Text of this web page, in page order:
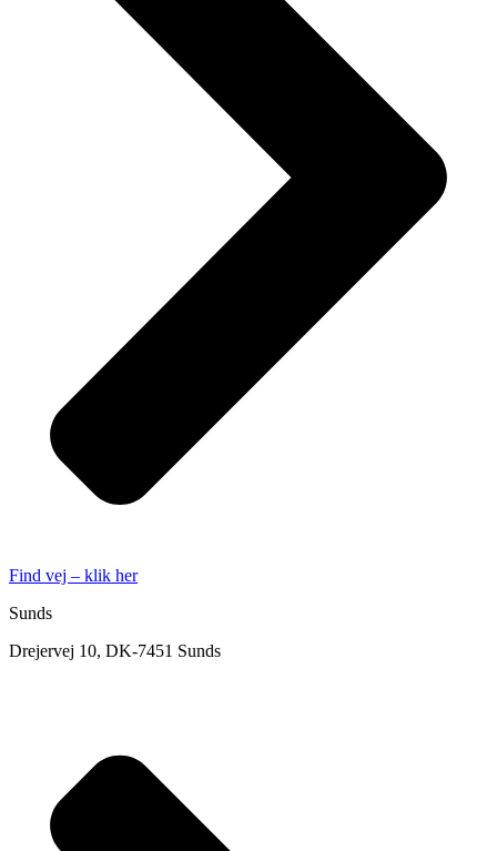
Find vej – klik her
Sunds
Drejervej 10, DK-7451 Sunds